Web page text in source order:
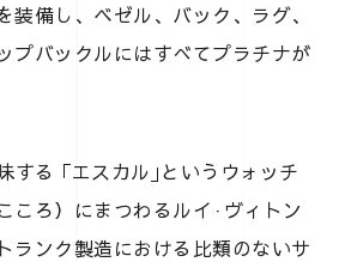
装備し、ベゼル、バック、ラグ、
プバックルにはすべてプラチナが
する ｢エスカル｣というウォッチ
ころ）にまつわるルイ·ヴィトン
ランク製造における比類のないサ